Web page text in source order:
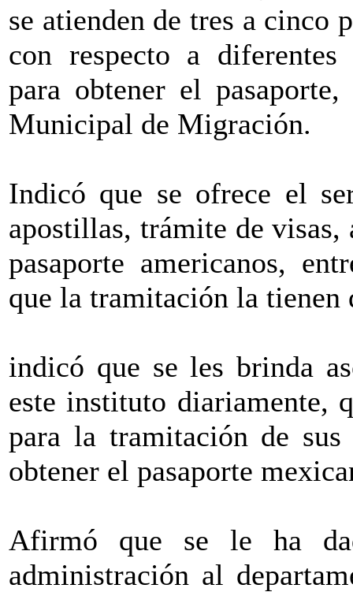
se atienden de tres a cinco
con respecto a
para obtener el
Municipal de Migración.
Indicó que se ofrece el
apostillas, trámite de
pasaporte americanos,
que la tramitación la
indicó que se les brinda
este instituto diariamente,
para la tramitación de
obtener el pasaporte
Afirmó que se le ha
administración al